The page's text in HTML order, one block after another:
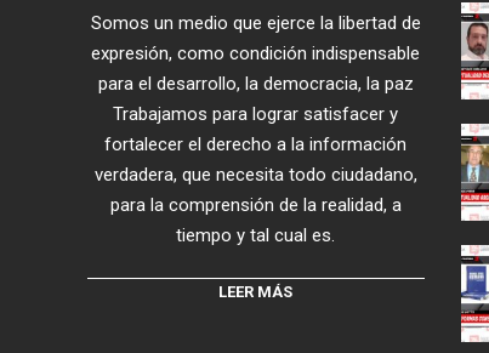
Somos un medio que ejerce la libertad de
expresión, como condición indispensable
para el desarrollo, la democracia, la paz
Trabajamos para lograr satisfacer y
fortalecer el derecho a la información
verdadera, que necesita todo ciudadano,
para la comprensión de la realidad, a
tiempo y tal cual es.
LEER MÁS